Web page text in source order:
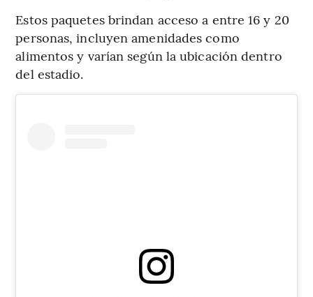
Estos paquetes brindan acceso a entre 16 y 20
personas, incluyen amenidades como
alimentos y varían según la ubicación dentro
del estadio.